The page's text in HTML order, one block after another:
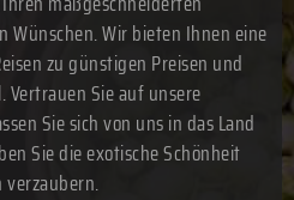
Wünschen. Wir bieten Ihnen eine
zu günstigen Preisen und
Sie auf unsere
Sie sich von uns in das Land
Sie die exotische Schönheit
verzaubern.